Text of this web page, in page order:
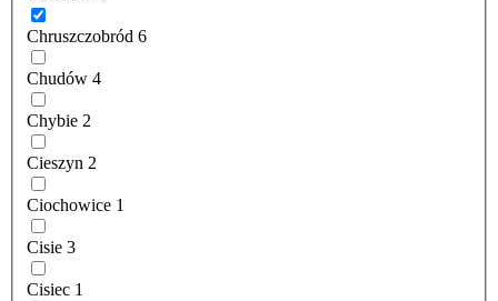
Chruszczobród 6
Chudów 4
Chybie 2
Cieszyn 2
Ciochowice 1
Cisie 3
Cisiec 1